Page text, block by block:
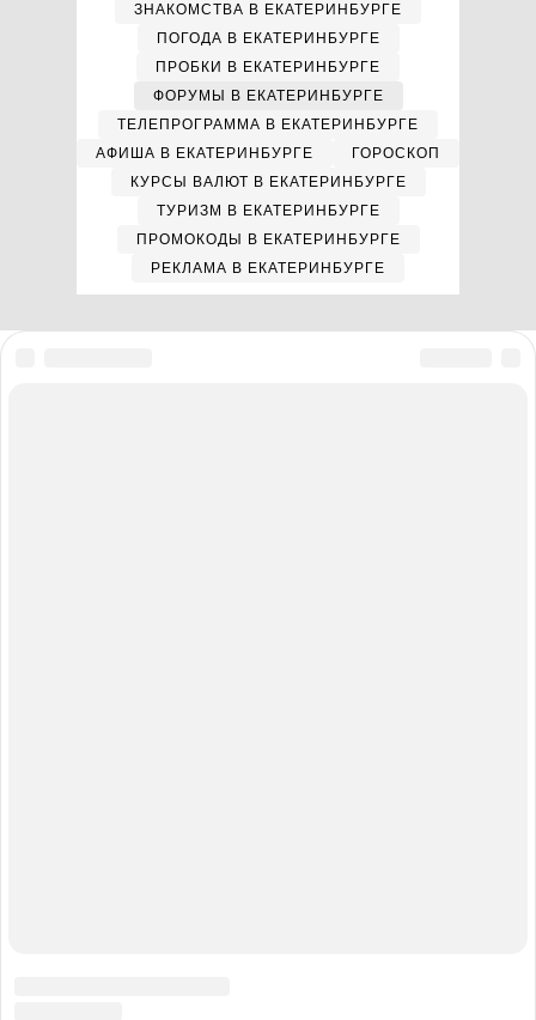
ЗНАКОМСТВА В ЕКАТЕРИНБУРГЕ
ПОГОДА В ЕКАТЕРИНБУРГЕ
ПРОБКИ В ЕКАТЕРИНБУРГЕ
ФОРУМЫ В ЕКАТЕРИНБУРГЕ
ТЕЛЕПРОГРАММА В ЕКАТЕРИНБУРГЕ
АФИША В ЕКАТЕРИНБУРГЕ
ГОРОСКОП
КУРСЫ ВАЛЮТ В ЕКАТЕРИНБУРГЕ
ТУРИЗМ В ЕКАТЕРИНБУРГЕ
ПРОМОКОДЫ В ЕКАТЕРИНБУРГЕ
РЕКЛАМА В ЕКАТЕРИНБУРГЕ